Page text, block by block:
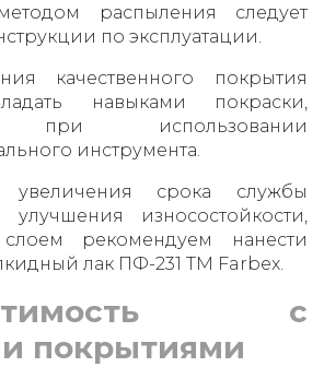
распыления следует
по эксплуатации.
качественного покрытия
навыками покраски,
при использовании
инструмента.
увеличения срока службы
износостойкости,
рекомендуем нанести
лак ПФ-231 ТМ Farbex.
с
покрытиями